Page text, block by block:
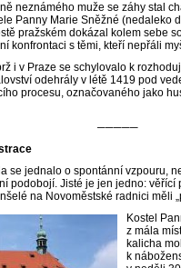
neznámého muže se záhy stal
Panny Marie Sněžné (nedaleko
pražském dokázal kolem sebe
konfrontaci s těmi, kteří nepřáli
i v Praze se schylovalo k
odehrály v létě 1419 pod
procesu, označovaného jako
─────
se jednalo o spontánní vzpouru,
podobojí. Jisté je jen jedno: věřící
na Novoměstské radnici měli
Kostel
z mála
kalicha
k